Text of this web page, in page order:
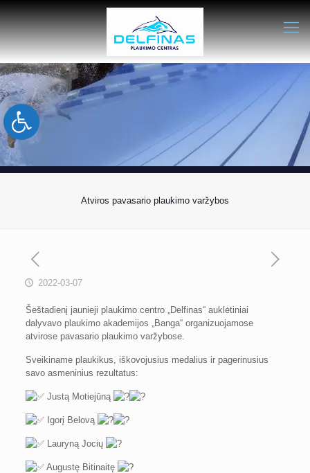
Open toolbar
Atviros pavasario plaukimo varžybos
2022-03-07
Šeštadienį jaunieji plaukimo centro „Delfinas“ auklėtiniai
dalyvavo plaukimo akademijos „Banga“ organizuojamose
atvirose pavasario plaukimo varžybose.
Sveikiname plaukikus, iškovojusius medalius ir pagerinusius
savo asmeninius rezultatus:
Justą Motiejūną
Igorį Belovą
Lauryną Jocių
Augustę Bitinaitę